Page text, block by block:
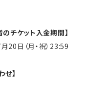
チケット入金期間】
20日（月・祝）23:59
】